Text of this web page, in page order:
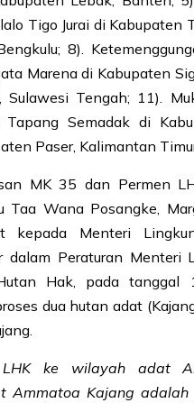
Tigo Jurai di Kabupaten
8).
Marena di Kabupaten
Sulawesi Tengah; 11).
Tapang Semadak di
Paser, Kalimantan
MK 35 dan Permen
Taa Wana Posangke,
kepada Menteri
dalam Peraturan Menteri
Hak, pada tanggal
dua hutan adat
LHK ke wilayah adat
Ammatoa Kajang